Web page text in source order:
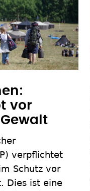
vor
verpflichtet
Schutz vor
Dies ist eine